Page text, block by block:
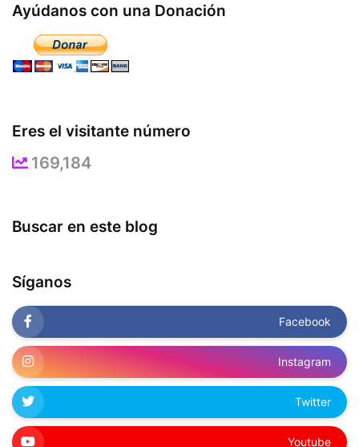
Ayúdanos con una Donación
Eres el visitante número
169,184
Buscar en este blog
Síganos
Facebook
Instagram
Twitter
Youtube